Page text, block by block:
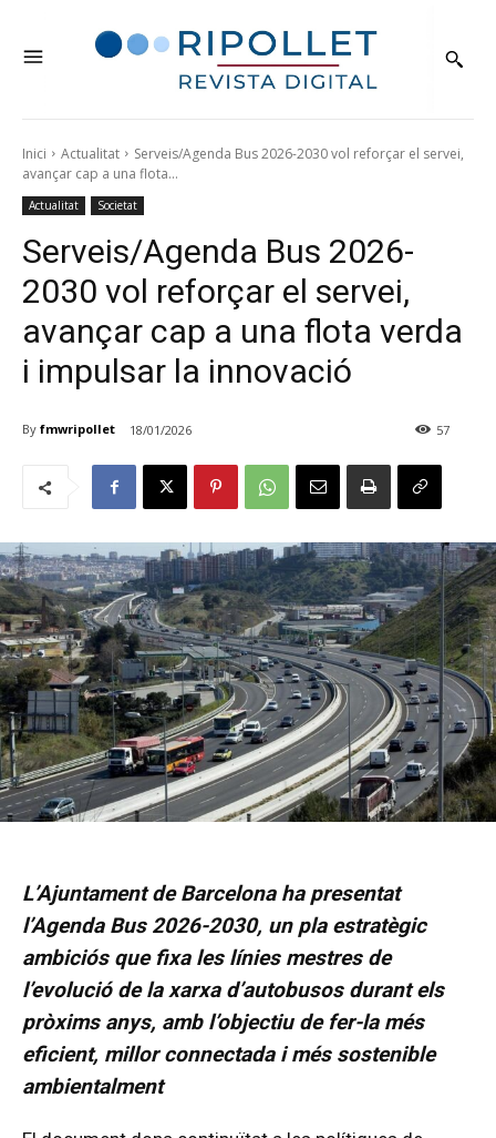
Inici Actualitat
Serveis/Agenda Bus 2026-2030 vol reforçar el servei,
avançar cap a una flota...
Actualitat Societat
Serveis/Agenda Bus 2026-
2030 vol reforçar el servei,
avançar cap a una flota verda
i impulsar la innovació
By fmwripollet 18/01/2026 57
L’Ajuntament de Barcelona ha presentat
l’Agenda Bus 2026-2030, un pla estratègic
ambiciós que fixa les línies mestres de
l’evolució de la xarxa d’autobusos durant els
pròxims anys, amb l’objectiu de fer-la més
eficient, millor connectada i més sostenible
ambientalment